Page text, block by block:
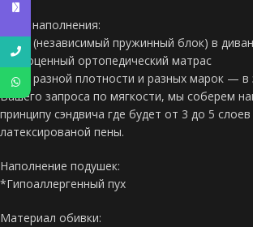
Виды наполнения:
*НПБ (независимый пружинный блок) в
полноценный ортопедический матрас
*ППУ разной плотности и разных марок — в
Вашего запроса по мягкости, мы соберем
принципу сэндвича где будет от 3 до 5
латексированой пены.
Наполнение подушек:
*Гипоаллергенный пух
Материал обивки: